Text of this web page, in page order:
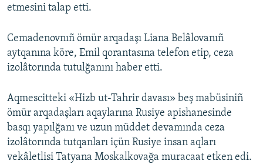
etmesini talap etti.
Cemadenovnıñ ömür arqadaşı Liana Belâlovanıñ
aytqanına köre, Emil qorantasına telefon etip, ceza
izolâtorında tutulğanını haber etti.
Aqmescitteki «Hizb ut-Tahrir davası» beş mabüsiniñ
ömür arqadaşları aqaylarına Rusiye apishanesinde
basqı yapılğanı ve uzun müddet devamında ceza
izolâtorında tutqanları içün Rusiye insan aqları
vekâletlisi Tatyana Moskalkovağa muracaat etken edi.